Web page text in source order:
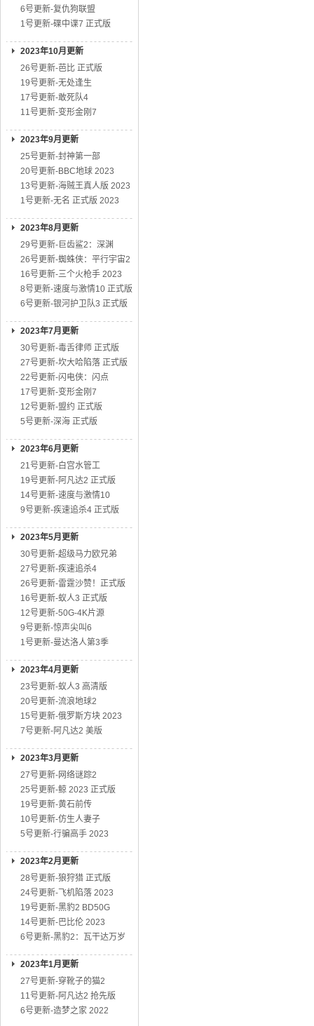
6号更新-复仇狗联盟
1号更新-碟中谍7 正式版
2023年10月更新
26号更新-芭比 正式版
19号更新-无处逢生
17号更新-敢死队4
11号更新-变形金刚7
2023年9月更新
25号更新-封神第一部
20号更新-BBC地球 2023
13号更新-海贼王真人版 2023
1号更新-无名 正式版 2023
2023年8月更新
29号更新-巨齿鲨2：深渊
26号更新-蜘蛛侠：平行宇宙2
16号更新-三个火枪手 2023
8号更新-速度与激情10 正式版
6号更新-银河护卫队3 正式版
2023年7月更新
30号更新-毒舌律师 正式版
27号更新-坎大哈陷落 正式版
22号更新-闪电侠：闪点
17号更新-变形金刚7
12号更新-盟约 正式版
5号更新-深海 正式版
2023年6月更新
21号更新-白宫水管工
19号更新-阿凡达2 正式版
14号更新-速度与激情10
9号更新-疾速追杀4 正式版
2023年5月更新
30号更新-超级马力欧兄弟
27号更新-疾速追杀4
26号更新-雷霆沙赞！正式版
16号更新-蚁人3 正式版
12号更新-50G-4K片源
9号更新-惊声尖叫6
1号更新-曼达洛人第3季
2023年4月更新
23号更新-蚁人3 高清版
20号更新-流浪地球2
15号更新-俄罗斯方块 2023
7号更新-阿凡达2 美版
2023年3月更新
27号更新-网络谜踪2
25号更新-鲸 2023 正式版
19号更新-黄石前传
10号更新-仿生人妻子
5号更新-行骗高手 2023
2023年2月更新
28号更新-狼狩猎 正式版
24号更新-飞机陷落 2023
19号更新-黑豹2 BD50G
14号更新-巴比伦 2023
6号更新-黑豹2：瓦干达万岁
2023年1月更新
27号更新-穿靴子的猫2
11号更新-阿凡达2 抢先版
6号更新-造梦之家 2022